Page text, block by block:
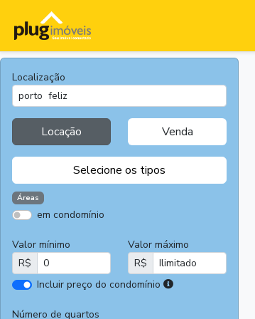
Localização
Locação Venda
Selecione os tipos
Casas
Casas
Comerciais
Salas
Chácaras e
Áreas
em condomínio
Valor mínimo
R$
Valor máximo
R$
Incluir preço do condomínio
I
Número de quartos